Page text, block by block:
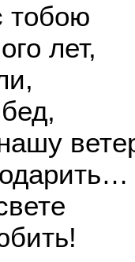
тобою
лет,